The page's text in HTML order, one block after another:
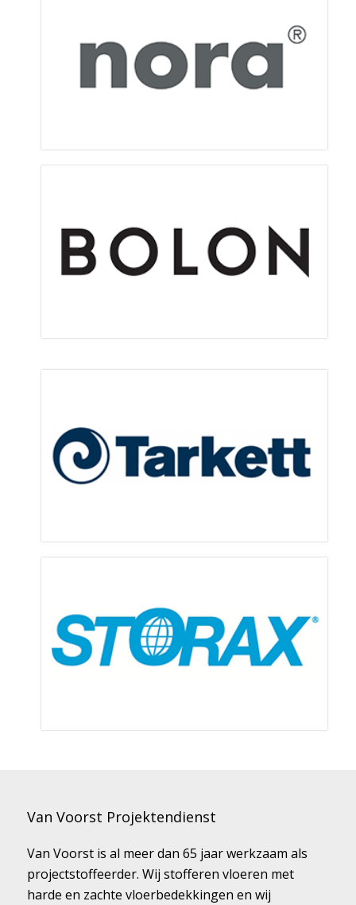
Van Voorst Projektendienst
Van Voorst is al meer dan 65 jaar werkzaam als
projectstoffeerder. Wij stofferen vloeren met
harde en zachte vloerbedekkingen en wij